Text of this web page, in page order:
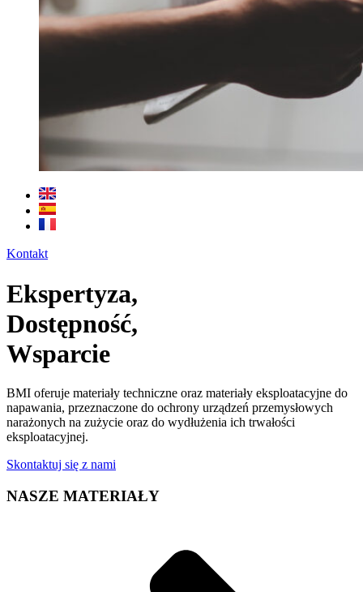
Kontakt
Ekspertyza,
Dostępność,
Wsparcie
BMI oferuje materiały techniczne oraz materiały eksploatacyjne do
napawania, przeznaczone do ochrony urządzeń przemysłowych
narażonych na zużycie oraz do wydłużenia ich trwałości
eksploatacyjnej.
Skontaktuj się z nami
NASZE MATERIAŁY